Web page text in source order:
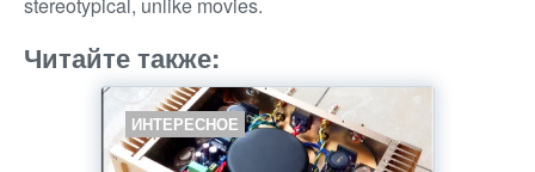
Читайте также:
ИНТЕРЕСНОЕ